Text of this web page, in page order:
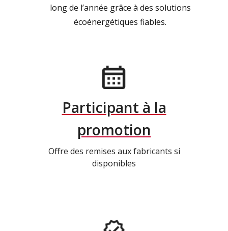
long de l’année grâce à des solutions
écoénergétiques fiables.
Participant à la
promotion
Offre des remises aux fabricants si
disponibles